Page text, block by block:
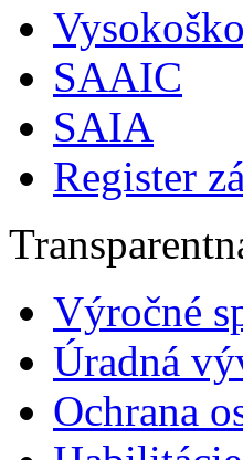
SAAIC
SAIA
Register
Výročné
Úradná
Ochrana